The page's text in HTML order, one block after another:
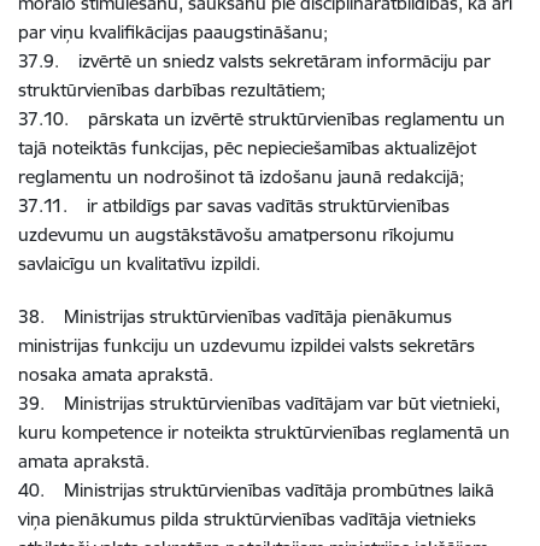
par viņu kvalifikācijas paaugstināšanu;
37.9. izvērtē un sniedz valsts sekretāram informāciju par
struktūrvienības darbības rezultātiem;
37.10. pārskata un izvērtē struktūrvienības reglamentu un
tajā noteiktās funkcijas, pēc nepieciešamības aktualizējot
reglamentu un nodrošinot tā izdošanu jaunā redakcijā;
37.11. ir atbildīgs par savas vadītās struktūrvienības
uzdevumu un augstākstāvošu amatpersonu rīkojumu
savlaicīgu un kvalitatīvu izpildi.
38. Ministrijas struktūrvienības vadītāja pienākumus
ministrijas funkciju un uzdevumu izpildei valsts sekretārs
nosaka amata aprakstā.
39. Ministrijas struktūrvienības vadītājam var būt vietnieki,
kuru kompetence ir noteikta struktūrvienības reglamentā un
amata aprakstā.
40. Ministrijas struktūrvienības vadītāja prombūtnes laikā
viņa pienākumus pilda struktūrvienības vadītāja vietnieks